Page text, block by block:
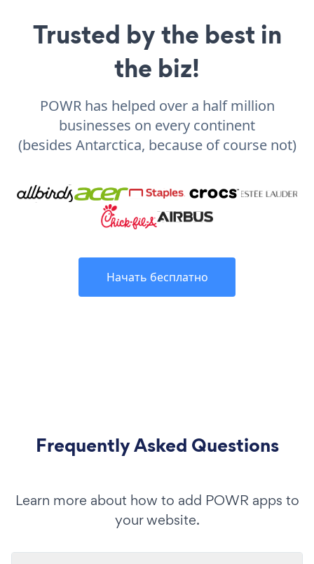
Trusted by the best in
the biz!
POWR has helped over a half million
businesses on every continent
(besides Antarctica, because of course not)
Начать бесплатно
Frequently Asked Questions
Learn more about how to add POWR apps to
your website.